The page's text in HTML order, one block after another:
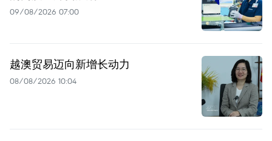
09/08/2026 07:00
越澳贸易迈向新增长动力
08/08/2026 10:04